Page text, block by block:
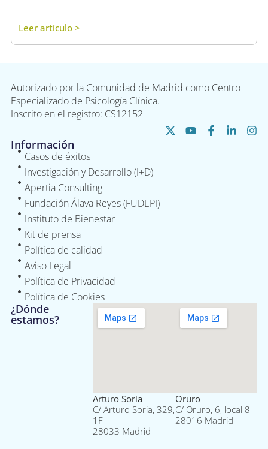
Leer artículo >
Autorizado por la Comunidad de Madrid como Centro
Especializado de Psicología Clínica.
Inscrito en el registro: CS12152
Información
Casos de éxitos
Investigación y Desarrollo (I+D)
Apertia Consulting
Fundación Álava Reyes (FUDEPI)
Instituto de Bienestar
Kit de prensa
Política de calidad
Aviso Legal
Política de Privacidad
Política de Cookies
¿Dónde
estamos?
Arturo Soria
C/ Arturo Soria, 329,
1F
28033 Madrid
Oruro
C/ Oruro, 6, local 8
28016 Madrid